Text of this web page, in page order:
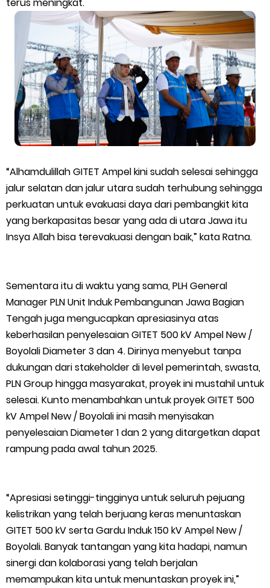
“Alhamdulillah GITET Ampel kini sudah selesai sehingga
jalur selatan dan jalur utara sudah terhubung sehingga
perkuatan untuk evakuasi daya dari pembangkit kita
yang berkapasitas besar yang ada di utara Jawa itu
Insya Allah bisa terevakuasi dengan baik,” kata Ratna.
Sementara itu di waktu yang sama, PLH General
Manager PLN Unit Induk Pembangunan Jawa Bagian
Tengah juga mengucapkan apresiasinya atas
keberhasilan penyelesaian GITET 500 kV Ampel New /
Boyolali Diameter 3 dan 4. Dirinya menyebut tanpa
dukungan dari stakeholder di level pemerintah, swasta,
PLN Group hingga masyarakat, proyek ini mustahil untuk
selesai. Kunto menambahkan untuk proyek GITET 500
kV Ampel New / Boyolali ini masih menyisakan
penyelesaian Diameter 1 dan 2 yang ditargetkan dapat
rampung pada awal tahun 2025.
“Apresiasi setinggi-tingginya untuk seluruh pejuang
kelistrikan yang telah berjuang keras menuntaskan
GITET 500 kV serta Gardu Induk 150 kV Ampel New /
Boyolali. Banyak tantangan yang kita hadapi, namun
sinergi dan kolaborasi yang telah berjalan
memampukan kita untuk menuntaskan proyek ini,”